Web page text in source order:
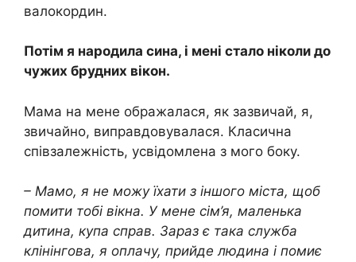
валокордин.
Потім я народила сина, і мені стало ніколи до
чужих брудних вікон.
Мама на мене ображалася, як зазвичай, я,
звичайно, виправдовувалася. Класична
співзалежність, усвідомлена з мого боку.
– Мамо, я не можу їхати з іншого міста, щоб
помити тобі вікна. У мене сім’я, маленька
дитина, купа справ. Зараз є така служба
клінінгова, я оплачу, прийде людина і помиє